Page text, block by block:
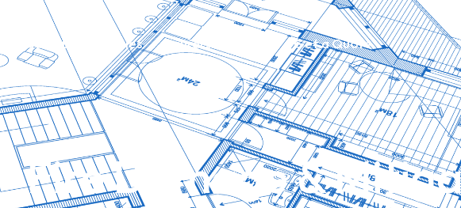
Emergencies Insurers Get a Quote
Fire Damage &